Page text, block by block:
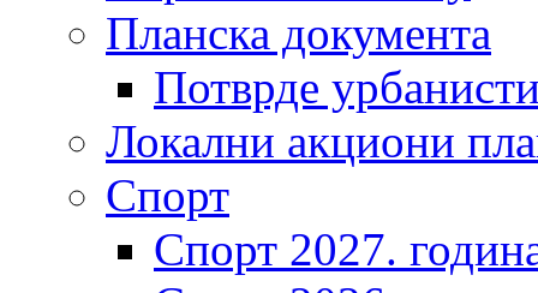
Планска документа
Потврде
Локални акциони
Спорт
Спорт 2027.